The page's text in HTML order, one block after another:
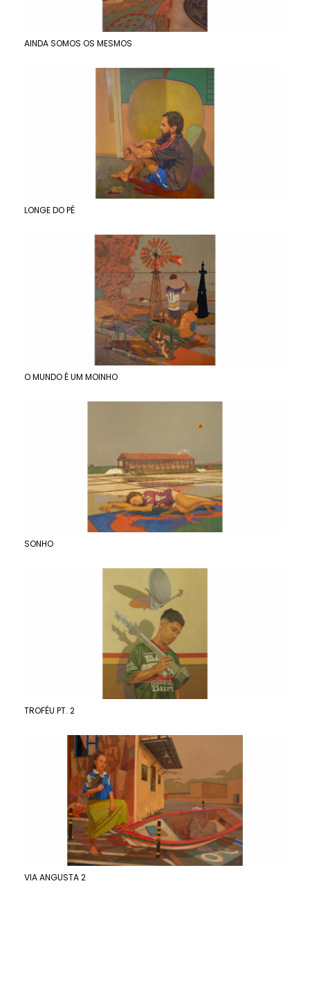
AINDA SOMOS OS MESMOS
LONGE DO PÉ
O MUNDO É UM MOINHO
SONHO
TROFÉU PT. 2
VIA ANGUSTA 2